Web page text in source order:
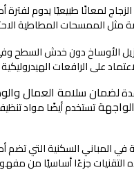
لمعانًا طبيعيًا يدوم لفترة
الممسحات المطاطية
الأوساخ دون خدش السطح
على الرافعات الهيدروليكية
لضمان سلامة العمال
تستخدم أيضًا مواد
في المباني السكنية التي تضم
التقنيات جزءًا أساسيًا من